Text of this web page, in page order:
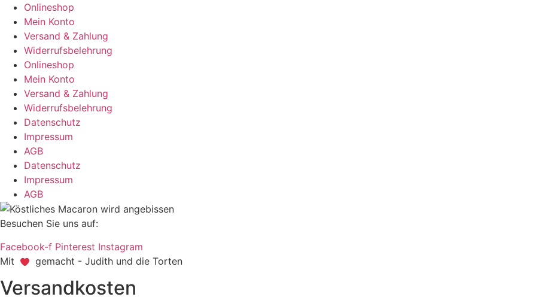
Onlineshop
Mein Konto
Versand & Zahlung
Widerrufsbelehrung
Onlineshop
Mein Konto
Versand & Zahlung
Widerrufsbelehrung
Datenschutz
Impressum
AGB
Datenschutz
Impressum
AGB
Besuchen Sie uns auf:
Facebook-f Pinterest Instagram
Mit
gemacht - Judith und die Torten
Versandkosten